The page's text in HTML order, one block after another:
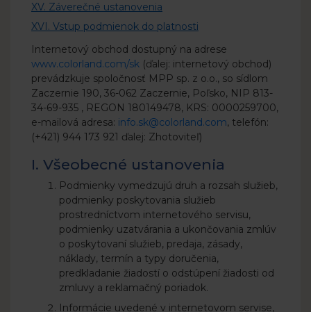
XV. Záverečné ustanovenia
XVI. Vstup podmienok do platnosti
Internetový obchod dostupný na adrese
www.colorland.com/sk (ďalej: internetový obchod)
prevádzkuje spoločnosť MPP sp. z o.o., so sídlom
Zaczernie 190, 36-062 Zaczernie, Poľsko, NIP 813-
34-69-935 , REGON 180149478, KRS: 0000259700,
e-mailová adresa: info.sk@colorland.com, telefón:
(+421) 944 173 921 ďalej: Zhotoviteľ)
I. Všeobecné ustanovenia
Podmienky vymedzujú druh a rozsah služieb,
podmienky poskytovania služieb
prostredníctvom internetového servisu,
podmienky uzatvárania a ukončovania zmlúv
o poskytovaní služieb, predaja, zásady,
náklady, termín a typy doručenia,
predkladanie žiadostí o odstúpení žiadosti od
zmluvy a reklamačný poriadok.
Informácie uvedené v internetovom servise,